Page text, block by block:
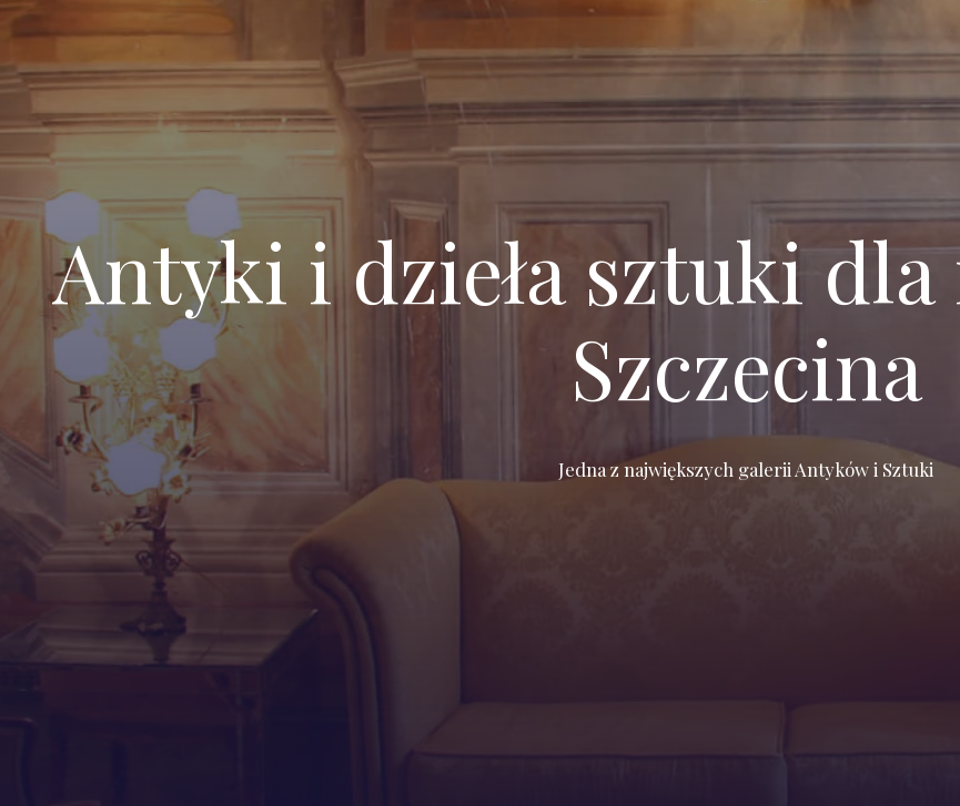
Antyki i dzieła sztuki
Szczecina
Jedna z największych galerii Antyków i Sztuki